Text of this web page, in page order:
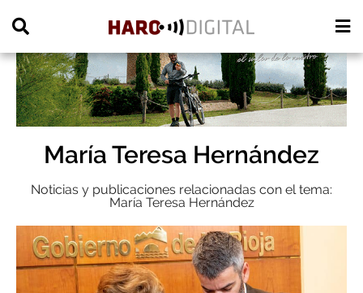
María Teresa Hernández
Noticias y publicaciones relacionadas con el tema:
María Teresa Hernández